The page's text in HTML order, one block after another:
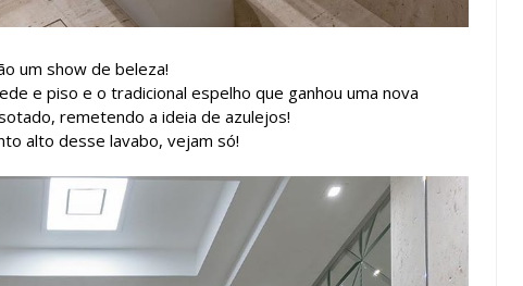
um show de beleza!
e piso e o tradicional espelho que ganhou uma nova
remetendo a ideia de azulejos!
alto desse lavabo, vejam só!